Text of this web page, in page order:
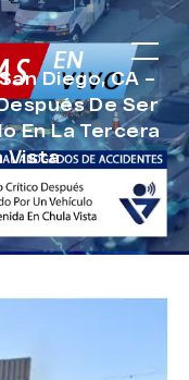
Diego, CA –
De Ser
En La Tercera
Vista